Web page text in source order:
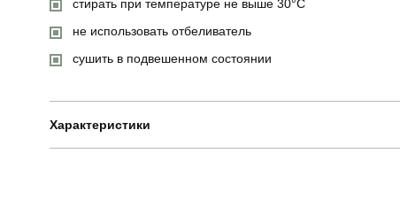
стирать при температуре не выше 30°C
не использовать отбеливатель
сушить в подвешенном состоянии
Характеристики